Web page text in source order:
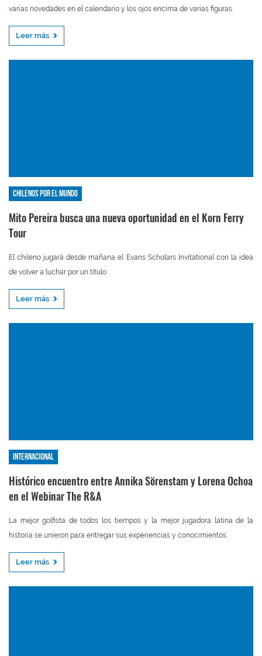
varias novedades en el calendario y los ojos encima de varias figuras.
Leer más
Chilenos por el mundo
Mito Pereira busca una nueva oportunidad en el Korn Ferry
Tour
El chileno jugará desde mañana el Evans Scholars Invitational con la idea
de volver a luchar por un título.
Leer más
Internacional
Histórico encuentro entre Annika Sörenstam y Lorena Ochoa
en el Webinar The R&A
La mejor golfista de todos los tiempos y la mejor jugadora latina de la
historia se unieron para entregar sus experiencias y conocimientos.
Leer más